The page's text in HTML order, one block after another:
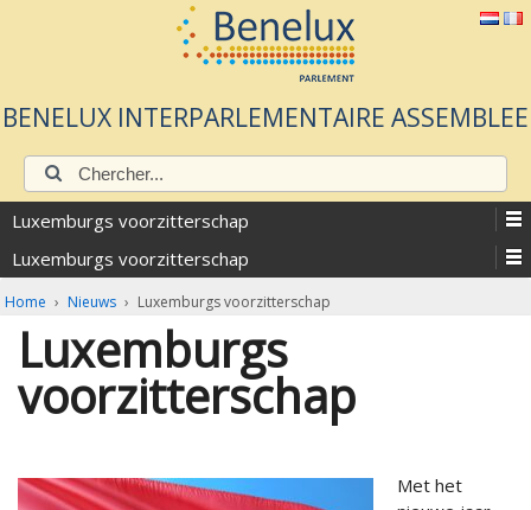
BENELUX INTERPARLEMENTAIRE ASSEMBLEE
Chercher:
Luxemburgs voorzitterschap
Luxemburgs voorzitterschap
Home › Nieuws › Luxemburgs voorzitterschap
Luxemburgs
voorzitterschap
Met het